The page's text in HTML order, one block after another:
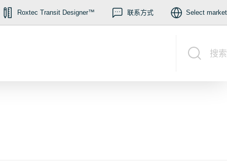
Roxtec Transit Designer™ 联系方式 Select market
搜索